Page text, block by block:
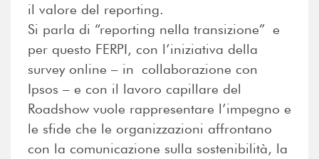
il valore del reporting.
Si parla di “reporting nella transizione” e
per questo FERPI, con l’iniziativa della
survey online – in collaborazione con
Ipsos – e con il lavoro capillare del
Roadshow vuole rappresentare l’impegno e
le sfide che le organizzazioni affrontano
con la comunicazione sulla sostenibilità, la